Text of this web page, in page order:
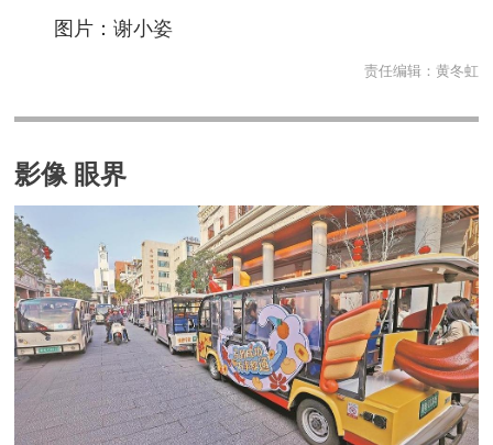
图片：谢小姿
责任编辑： 黄冬虹
影像 眼界